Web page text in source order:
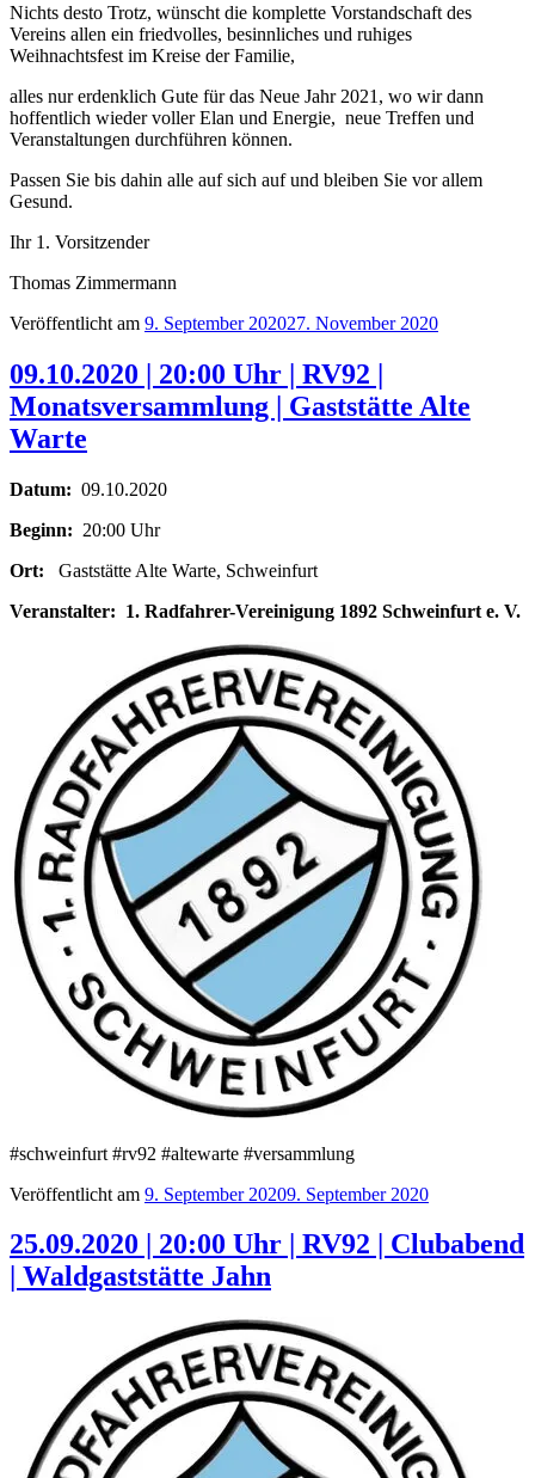
Nichts desto Trotz, wünscht die komplette Vorstandschaft des
Vereins allen ein friedvolles, besinnliches und ruhiges
Weihnachtsfest im Kreise der Familie,
alles nur erdenklich Gute für das Neue Jahr 2021, wo wir dann
hoffentlich wieder voller Elan und Energie, neue Treffen und
Veranstaltungen durchführen können.
Passen Sie bis dahin alle auf sich auf und bleiben Sie vor allem
Gesund.
Ihr 1. Vorsitzender
Thomas Zimmermann
Veröffentlicht am 9. September 202027. November 2020
09.10.2020 | 20:00 Uhr | RV92 |
Monatsversammlung | Gaststätte Alte
Warte
Datum: 09.10.2020
Beginn: 20:00 Uhr
Ort: Gaststätte Alte Warte, Schweinfurt
Veranstalter: 1. Radfahrer-Vereinigung 1892 Schweinfurt e. V.
#schweinfurt #rv92 #altewarte #versammlung
Veröffentlicht am 9. September 20209. September 2020
25.09.2020 | 20:00 Uhr | RV92 | Clubabend
| Waldgaststätte Jahn